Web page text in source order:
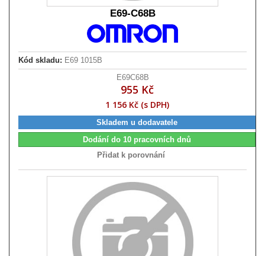
E69-C68B
Kód skladu: E69 1015B
E69C68B
955 Kč
1 156 Kč (s DPH)
Skladem u dodavatele
Dodání do 10 pracovních dnů
Přidat k porovnání